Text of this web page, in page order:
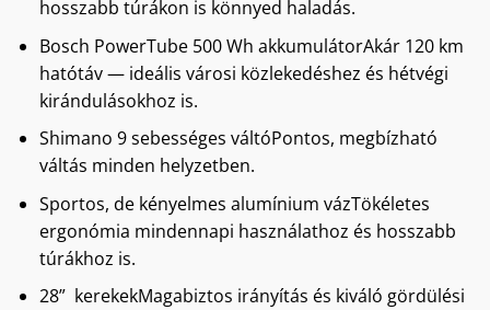
hosszabb túrákon is könnyed haladás.
Bosch PowerTube 500 Wh akkumulátorAkár 120 km
hatótáv — ideális városi közlekedéshez és hétvégi
kirándulásokhoz is.
Shimano 9 sebességes váltóPontos, megbízható
váltás minden helyzetben.
Sportos, de kényelmes alumínium vázTökéletes
ergonómia mindennapi használathoz és hosszabb
túrákhoz is.
28” kerekekMagabiztos irányítás és kiváló gördülési